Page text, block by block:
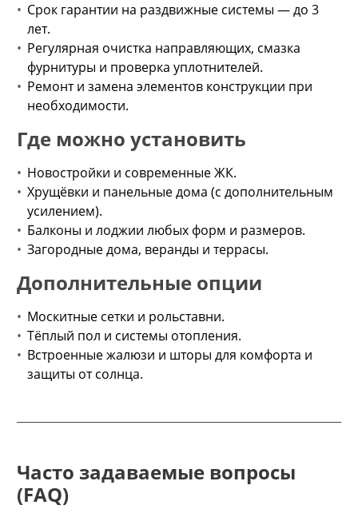
Срок гарантии на раздвижные системы — до 3
лет.
Регулярная очистка направляющих, смазка
фурнитуры и проверка уплотнителей.
Ремонт и замена элементов конструкции при
необходимости.
Где можно установить
Новостройки и современные ЖК.
Хрущёвки и панельные дома (с дополнительным
усилением).
Балконы и лоджии любых форм и размеров.
Загородные дома, веранды и террасы.
Дополнительные опции
Москитные сетки и рольставни.
Тёплый пол и системы отопления.
Встроенные жалюзи и шторы для комфорта и
защиты от солнца.
Часто задаваемые вопросы
(FAQ)